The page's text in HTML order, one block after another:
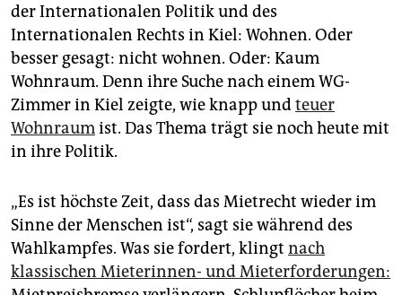
der Internationalen Politik und des
Internationalen Rechts in Kiel: Wohnen. Oder
besser gesagt: nicht wohnen. Oder: Kaum
Wohnraum. Denn ihre Suche nach einem WG-
Zimmer in Kiel zeigte, wie knapp undteuer
Wohnraumist. Das Thema trägt sie noch heute mit
in ihre Politik.
„Es ist höchste Zeit, dass das Mietrecht wieder im
Sinne der Menschen ist“, sagt sie während des
Wahlkampfes. Was sie fordert, klingt nach
klassischen Mieterinnen- und Mieterforderungen: